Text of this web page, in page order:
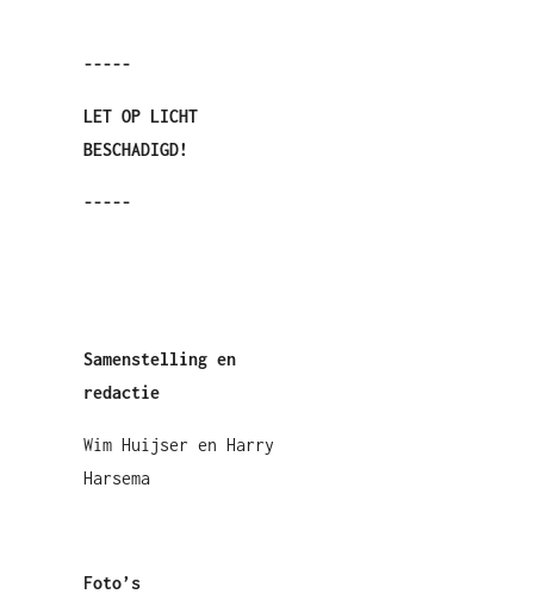
-----
LET OP LICHT
BESCHADIGD!
-----
Samenstelling en
redactie
Wim Huijser en Harry
Harsema
Foto’s